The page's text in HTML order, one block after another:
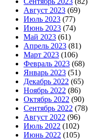
Август 2023 (69)
Июль 2023 (77)
Июнь 2023 (74)
Май 2023 (61)
Апрель 2023 (81)
Март 2023 (106)
Февраль 2023 (68)
Январь 2023 (51)
Декабрь 2022 (65)
Ноябрь 2022 (86)
Октябрь 2022 (90)
Сентябрь 2022 (78)
Август 2022 (96)
Июль 2022 (102)
Июнь 2022 (105)